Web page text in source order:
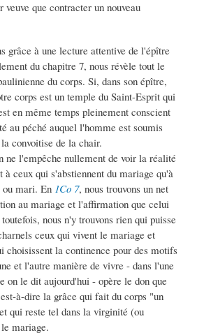
que contracter un nouveau
grâce à une lecture attentive de l'épître
du chapitre 7, nous révèle tout le
du corps. Si, dans son épître,
corps est un temple du Saint-Esprit qui
en même temps pleinement conscient
au péché auquel l'homme est soumis
convoitise de la chair.
ne l'empêche nullement de voir la réalité
ceux qui s'abstiennent du mariage qu'à
ou mari. En 1Co 7, nous trouvons un net
au mariage et l'affirmation que celui
nous n'y trouvons rien qui puisse
ceux qui vivent le mariage et
choisissent la continence pour des motifs
et l'autre manière de vivre - dans l'une
on le dit aujourd'hui - opère le don que
à-dire la grâce qui fait du corps "un
qui reste tel dans la virginité (ou
mariage.